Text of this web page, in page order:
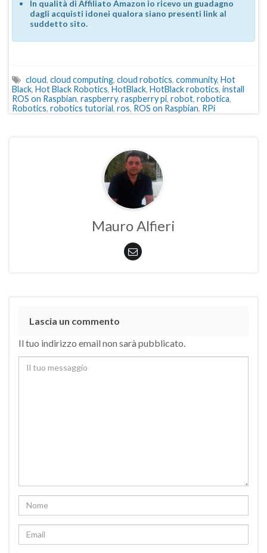
In qualità di Affiliato Amazon io ricevo un guadagno
dagli acquisti idonei qualora siano presenti link al
suddetto sito.
cloud, cloud computing, cloud robotics, community, Hot
Black, Hot Black Robotics, HotBlack, HotBlack robotics, install
ROS on Raspbian, raspberry, raspberry pi, robot, robotica,
Robotics, robotics tutorial, ros, ROS on Raspbian, RPi
Mauro Alfieri
Lascia un commento
Il tuo indirizzo email non sarà pubblicato.